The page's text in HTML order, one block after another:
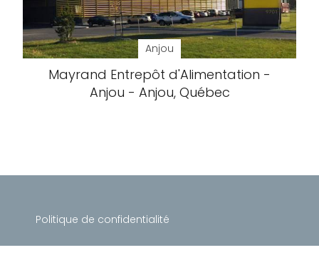
Anjou
Mayrand Entrepôt d'Alimentation -
Anjou - Anjou, Québec
Politique de confidentialité